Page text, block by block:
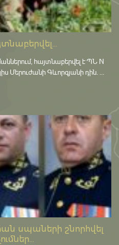
հայտնաբերվել է ՊՆ N
Մերուժանի Գևորգյանի դին. ...
սպաների շնորհվել